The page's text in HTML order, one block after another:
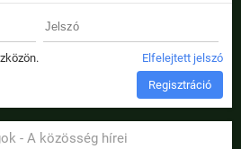
Elfelejtett jelszó
Regisztráció
- A közösség hírei